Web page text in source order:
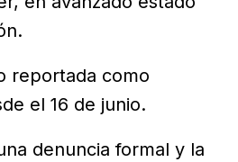
reportada como
el 16 de junio.
denuncia formal y la